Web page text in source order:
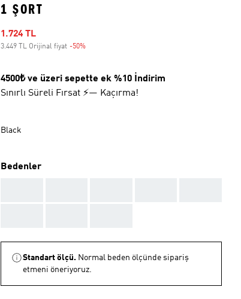
1 ŞORT
İndirimli fiyat
1.724 TL
3.449 TL Orijinal fiyat -50%
4500₺ ve üzeri sepette ek %10 İndirim
Sınırlı Süreli Fırsat ⚡— Kaçırma!
Black
Bedenler
Standart ölçü. Normal beden ölçünde sipariş
etmeni öneriyoruz.